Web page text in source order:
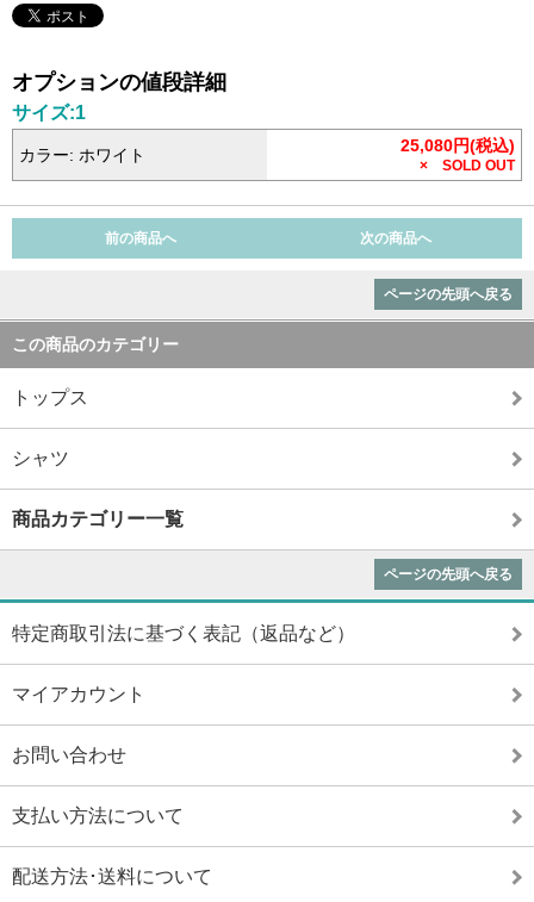
オプションの値段詳細
サイズ:1
カラー: ホワイト 25,080円(税込)
× SOLD OUT
前の商品へ 次の商品へ
ページの先頭へ戻る
この商品のカテゴリー
トップス
シャツ
商品カテゴリー一覧
ページの先頭へ戻る
特定商取引法に基づく表記（返品など）
マイアカウント
お問い合わせ
支払い方法について
配送方法･送料について